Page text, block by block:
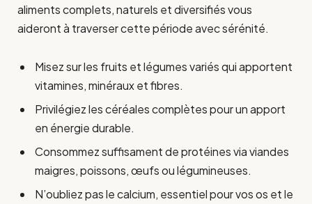
aliments complets, naturels et diversifiés vous
aideront à traverser cette période avec sérénité.
Misez sur les fruits et légumes variés qui apportent
vitamines, minéraux et fibres.
Privilégiez les céréales complètes pour un apport
en énergie durable.
Consommez suffisament de protéines via viandes
maigres, poissons, œufs ou légumineuses.
N’oubliez pas le calcium, essentiel pour vos os et le